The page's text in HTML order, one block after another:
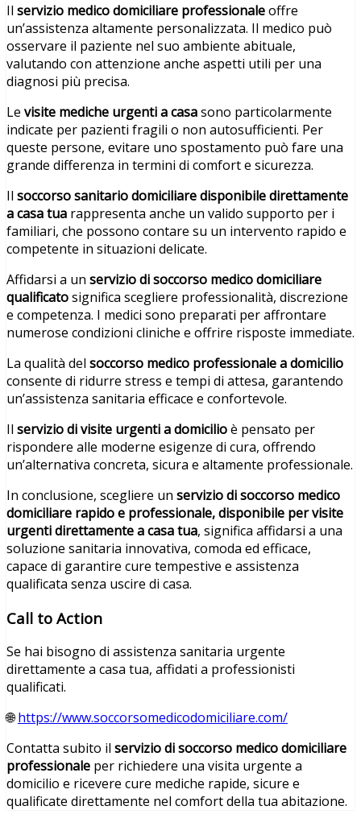
Il servizio medico domiciliare professionaleoffre
un’assistenza altamente personalizzata. Il medico può
osservare il paziente nel suo ambiente abituale,
valutando con attenzione anche aspetti utili per una
diagnosi più precisa.
Le visite mediche urgenti a casasono particolarmente
indicate per pazienti fragili o non autosufficienti. Per
queste persone, evitare uno spostamento può fare una
grande differenza in termini di comfort e sicurezza.
Il soccorso sanitario domiciliare disponibile direttamente
a casa tua rappresenta anche un valido supporto per i
familiari, che possono contare su un intervento rapido e
competente in situazioni delicate.
Affidarsi a un servizio di soccorso medico domiciliare
qualificatosignifica scegliere professionalità, discrezione
e competenza. I medici sono preparati per affrontare
numerose condizioni cliniche e offrire risposte immediate.
La qualità del soccorso medico professionale a domicilio
consente di ridurre stress e tempi di attesa, garantendo
un’assistenza sanitaria efficace e confortevole.
Il servizio di visite urgenti a domicilioè pensato per
rispondere alle moderne esigenze di cura, offrendo
un’alternativa concreta, sicura e altamente professionale.
In conclusione, scegliere un servizio di soccorso medico
domiciliare rapido e professionale, disponibile per visite
urgenti direttamente a casa tua, significa affidarsi a una
soluzione sanitaria innovativa, comoda ed efficace,
capace di garantire cure tempestive e assistenza
qualificata senza uscire di casa.
Call to Action
Se hai bisogno di assistenza sanitaria urgente
direttamente a casa tua, affidati a professionisti
qualificati.
🌐https://www.soccorsomedicodomiciliare.com/
Contatta subito il servizio di soccorso medico domiciliare
professionale per richiedere una visita urgente a
domicilio e ricevere cure mediche rapide, sicure e
qualificate direttamente nel comfort della tua abitazione.